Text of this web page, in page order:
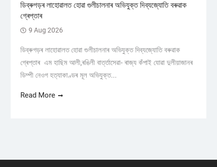
ডিব্ৰুগড়ৰ লাহোৱালত হোৱা গুলীচালনাৰ অভিযুক্ত দিব্যজ্যোতি বৰুৱাক
গ্ৰেপ্তাৰ
9 Aug 2026
ডিব্ৰুগড়ৰ লাহোৱালত হোৱা গুলীচালনাৰ অভিযুক্ত দিব্যজ্যোতি বৰুৱাক
গ্ৰেপ্তাৰ এম হাছিম আলী,ৰঙিলী বাৰ্ত্তাসেৱা- ৰাজ্য কঁপাই যোৱা দুলীয়াজানৰ
ডিম্পী নেওগ হত্যাকাণ্ডৰ মূল অভিযুক্ত...
Read More